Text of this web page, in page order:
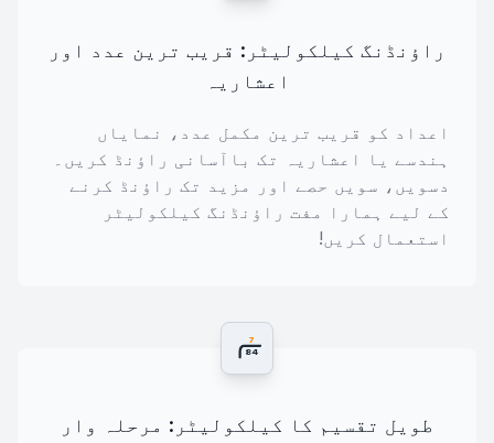
راؤنڈنگ کیلکولیٹر: قریب ترین عدد اور
اعشاریہ
اعداد کو قریب ترین مکمل عدد، نمایاں
ہندسے یا اعشاریہ تک باآسانی راؤنڈ کریں۔
دسویں، سویں حصے اور مزید تک راؤنڈ کرنے
کے لیے ہمارا مفت راؤنڈنگ کیلکولیٹر
استعمال کریں!
84
7
طویل تقسیم کا کیلکولیٹر: مرحلہ وار